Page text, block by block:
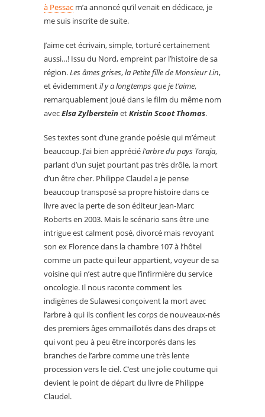
à Pessac m’a annoncé qu’il venait en dédicace, je
me suis inscrite de suite.
J’aime cet écrivain, simple, torturé certainement
aussi…! Issu du Nord, empreint par l’histoire de sa
région.Les âmes grises,la Petite fille de Monsieur Lin,
et évidemmentil y a longtemps que je t’aime,
remarquablement joué dans le film du même nom
avecElsa ZylbersteinetKristin Scoot Thomas.
Ses textes sont d’une grande poésie qui m’émeut
beaucoup. J’ai bien appréciél’arbre du pays Toraja,
parlant d’un sujet pourtant pas très drôle, la mort
d’un être cher. Philippe Claudel a je pense
beaucoup transposé sa propre histoire dans ce
livre avec la perte de son éditeur Jean-Marc
Roberts en 2003. Mais le scénario sans être une
intrigue est calment posé, divorcé mais revoyant
son ex Florence dans la chambre 107 à l’hôtel
comme un pacte qui leur appartient, voyeur de sa
voisine qui n’est autre que l’infirmière du service
oncologie. Il nous raconte comment les
indigènes de Sulawesi conçoivent la mort avec
l’arbre à qui ils confient les corps de nouveaux-nés
des premiers âges emmaillotés dans des draps et
qui vont peu à peu être incorporés dans les
branches de l’arbre comme une très lente
procession vers le ciel. C’est une jolie coutume qui
devient le point de départ du livre de Philippe
Claudel.